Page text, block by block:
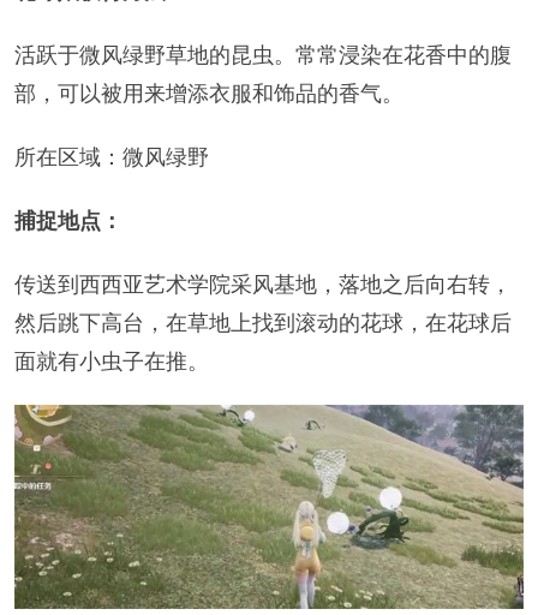
活跃于微风绿野草地的昆虫。常常浸染在花香中的腹
部，可以被用来增添衣服和饰品的香气。
所在区域：微风绿野
捕捉地点：
传送到西西亚艺术学院采风基地，落地之后向右转，
然后跳下高台，在草地上找到滚动的花球，在花球后
面就有小虫子在推。